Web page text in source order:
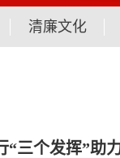
清廉文化
“三个发挥”助